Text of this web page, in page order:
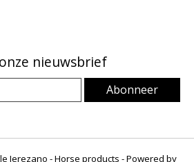
nieuwsbrief
Abonneer
Jerezano - Horse products - Powered by